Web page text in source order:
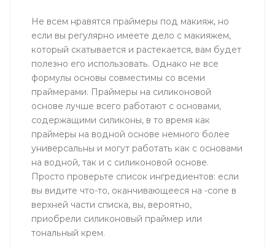
Не всем нравятся праймеры под макияж, но
если вы регулярно имеете дело с макияжем,
который скатывается и растекается, вам будет
полезно его использовать. Однако не все
формулы основы совместимы со всеми
праймерами. Праймеры на силиконовой
основе лучше всего работают с основами,
содержащими силиконы, в то время как
праймеры на водной основе немного более
универсальны и могут работать как с основами
на водной, так и с силиконовой основе.
Просто проверьте список ингредиентов: если
вы видите что-то, оканчивающееся на -cone в
верхней части списка, вы, вероятно,
приобрели силиконовый праймер или
тональный крем.